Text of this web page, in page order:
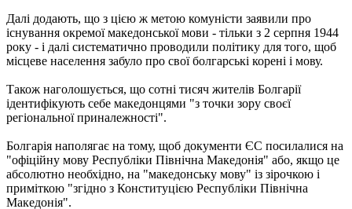
Далі додають, що з цією ж метою комуністи заявили про
існування окремої македонської мови - тільки з 2 серпня 1944
року - і далі систематично проводили політику для того, щоб
місцеве населення забуло про свої болгарські корені і мову.
Також наголошується, що сотні тисяч жителів Болгарії
ідентифікують себе македонцями "з точки зору своєї
регіональної приналежності".
Болгарія наполягає на тому, щоб документи ЄС посилалися на
"офіційну мову Республіки Північна Македонія" або, якщо це
абсолютно необхідно, на "македонську мову" із зірочкою і
приміткою "згідно з Конституцією Республіки Північна
Македонія".